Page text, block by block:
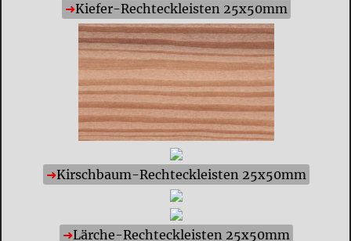
Kiefer-Rechteckleisten 25x50mm
Kirschbaum-Rechteckleisten 25x50mm
Lärche-Rechteckleisten 25x50mm